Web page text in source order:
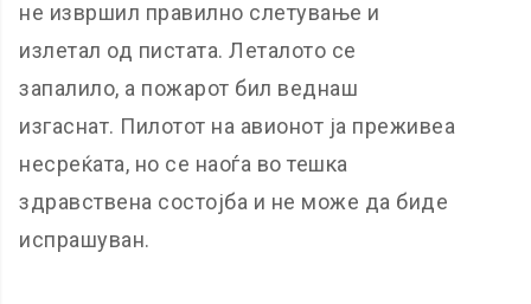
не извршил правилно слетување и
излетал од пистата. Леталото се
запалило, а пожарот бил веднаш
изгаснат. Пилотот на авионот ја преживеа
несреќата, но се наоѓа во тешка
здравствена состојба и не може да биде
испрашуван.